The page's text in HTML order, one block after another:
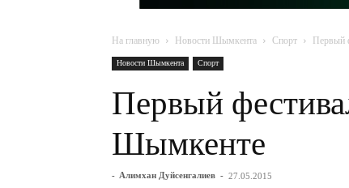
На главную Новости Шымкента Спорт Первый
Новости Шымкента Спорт
Первый
Шымкенте
- Алимхан Дуйсенгалиев - 27.05.2015